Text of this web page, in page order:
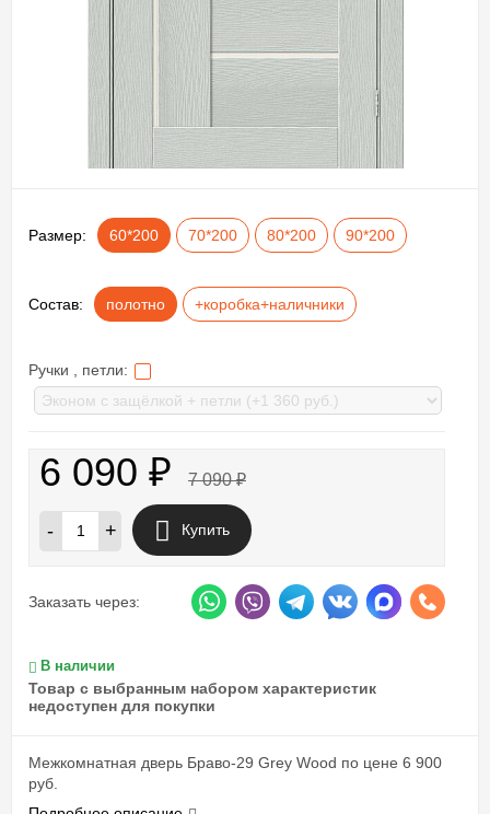
Размер: 60*200 70*200 80*200 90*200
Состав: полотно +коробка+наличники
Ручки , петли:
6 090 ₽ 7 090₽
- + Купить
Заказать через:
В наличии
Товар с выбранным набором характеристик
недоступен для покупки
Межкомнатная дверь Браво-29 Grey Wood по цене 6 900
руб.